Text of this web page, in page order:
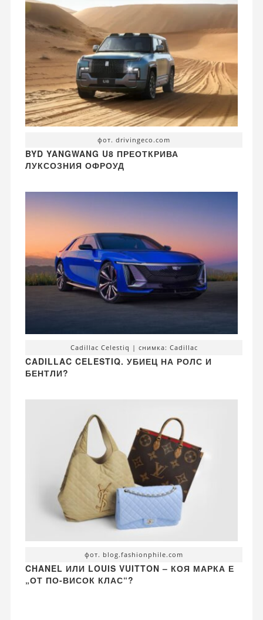
фот. drivingeco.com
BYD YANGWANG U8 ПРЕОТКРИВА
ЛУКСОЗНИЯ ОФРОУД
Cadillac Celestiq | снимка: Cadillac
CADILLAC CELESTIQ. УБИЕЦ НА РОЛС И
БЕНТЛИ?
фот. blog.fashionphile.com
CHANEL ИЛИ LOUIS VUITTON – КОЯ МАРКА Е
„ОТ ПО-ВИСОК КЛАС“?